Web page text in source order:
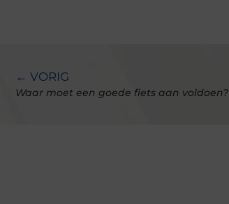
← VORIG
Waar moet een goede fiets aan voldoen?